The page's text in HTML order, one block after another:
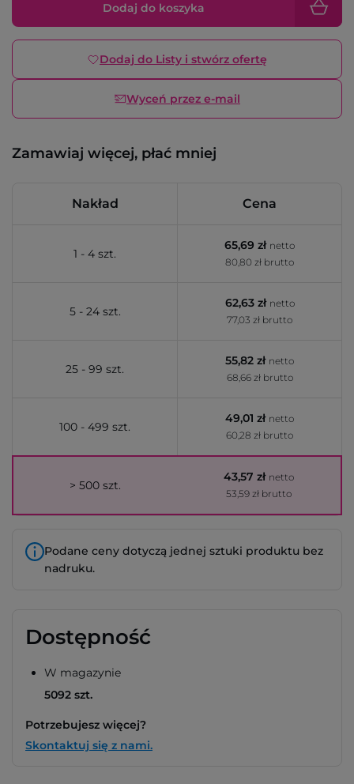
Dodaj do koszyka
Dodaj do Listy i stwórz ofertę
Wyceń przez e-mail
Zamawiaj więcej, płać mniej
Nakład Cena
1 - 4 szt.
65,69 zł netto
80,80 zł brutto
5 - 24 szt.
62,63 zł netto
77,03 zł brutto
25 - 99 szt.
55,82 zł netto
68,66 zł brutto
100 - 499 szt.
49,01 zł netto
60,28 zł brutto
> 500 szt.
43,57 zł netto
53,59 zł brutto
Podane ceny dotyczą jednej sztuki produktu bez
nadruku.
Dostępność
W magazynie
5092 szt.
Potrzebujesz więcej?
Skontaktuj się z nami.